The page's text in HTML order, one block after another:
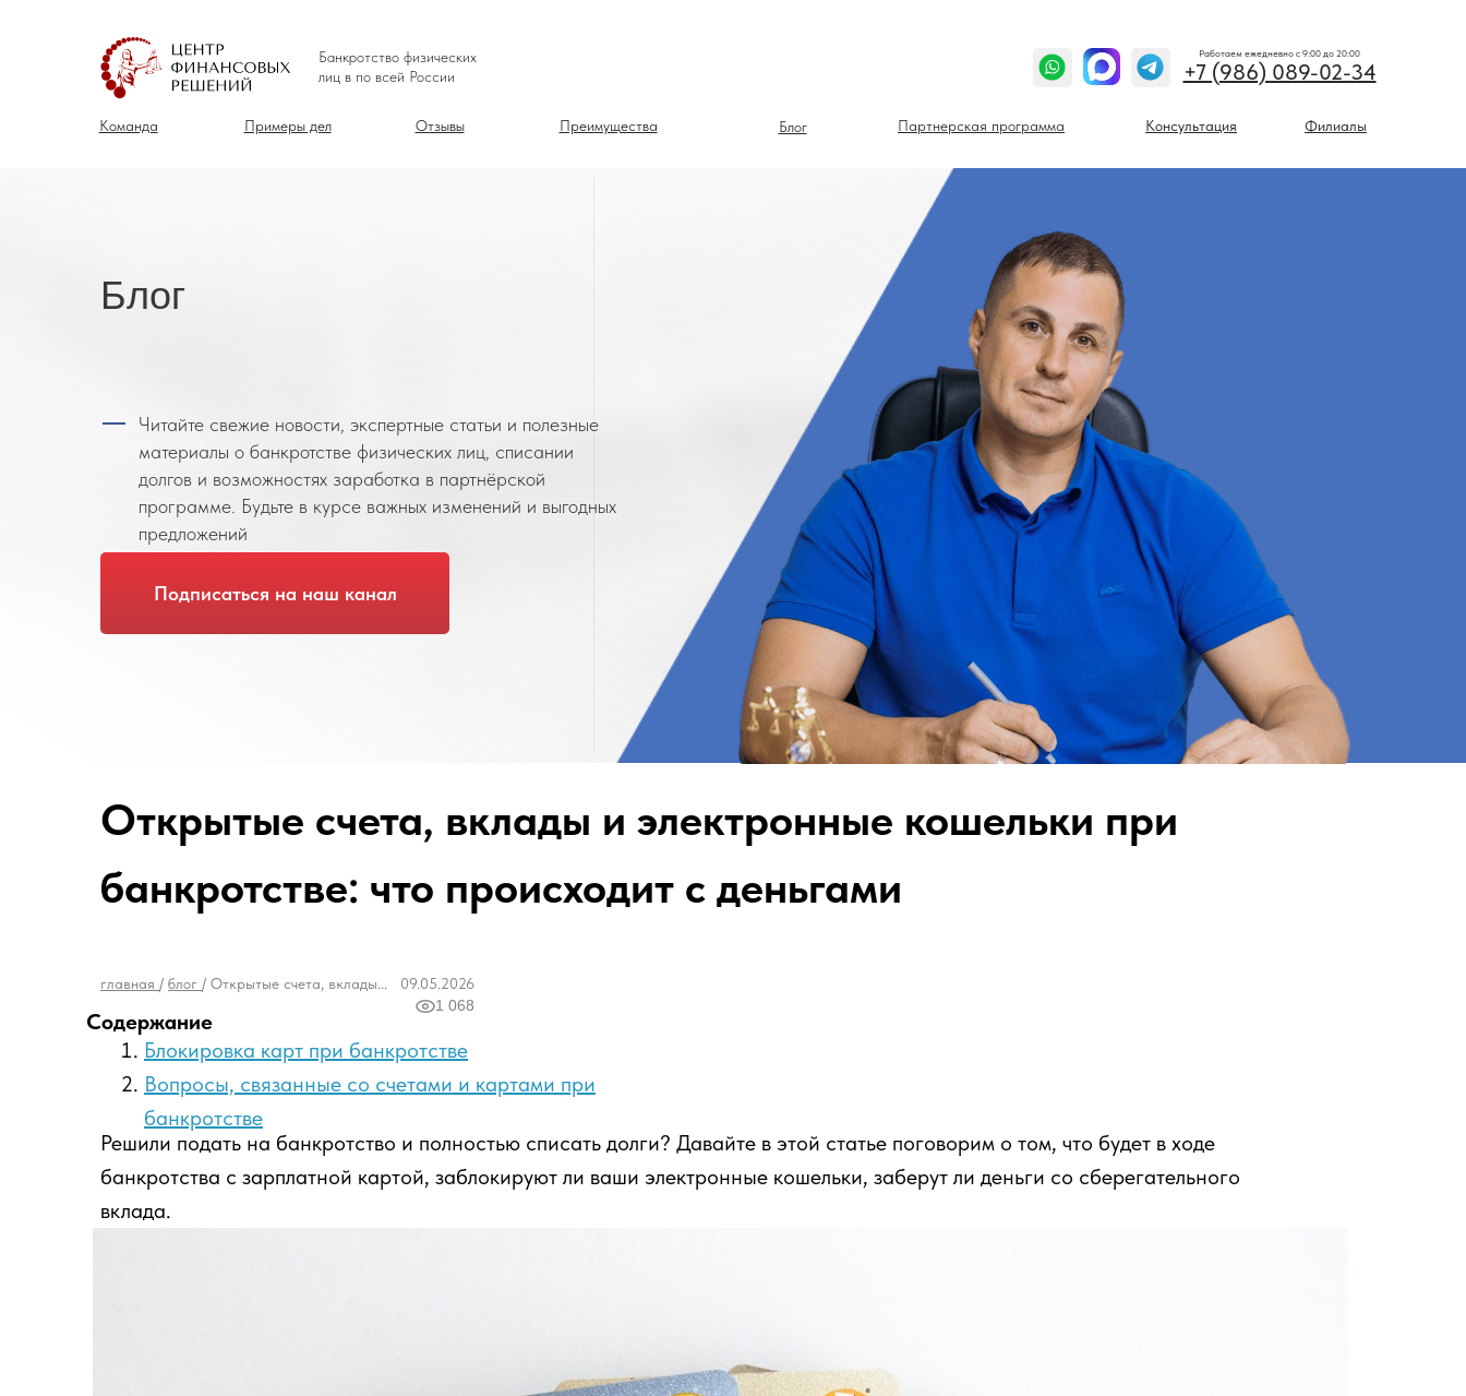
Консультация Филиалы
Партнерская программа
Преимущества Блог
Отзывы
Команда Примеры дел
Работаем ежедневно с 9:00 до 20:00
+7 (986) 089-02-34
Читайте свежие новости, экспертные статьи и полезные
материалы о банкротстве физических лиц, списании
долгов и возможностях заработка в партнёрской
программе. Будьте в курсе важных изменений и выгодных
предложений
Блог
Подписаться на наш канал
Банкротство физических
лиц в по всей России
09.05.2026
1 068
главная / блог / Открытые счета, вклады...
Открытые счета, вклады и электронные кошельки при
банкротстве: что происходит с деньгами
Решили подать на банкротство и полностью списать долги? Давайте в этой статье поговорим о том, что будет в ходе
банкротства с зарплатной картой, заблокируют ли ваши электронные кошельки, заберут ли деньги со сберегательного
вклада.
Содержание
Блокировка карт при банкротстве
Вопросы, связанные со счетами и картами при
банкротстве